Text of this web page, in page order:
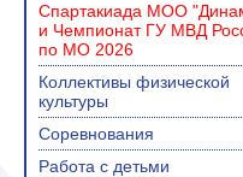
Спартакиада МОО
и Чемпионат ГУ МВД
по МО 2026
Коллективы физической
культуры
Соревнования
Работа с детьми